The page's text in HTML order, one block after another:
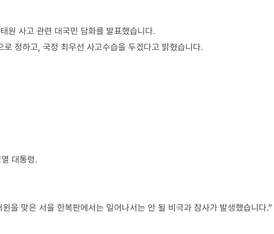
원 사고 관련 대국민 담화를 발표했습니다.
정하고, 국정 최우선 사고수습을 두겠다고 밝혔습니다.
대통령.
을 맞은 서울 한복판에서는 일어나서는 안 될 비극과 참사가 발생했습니다.”